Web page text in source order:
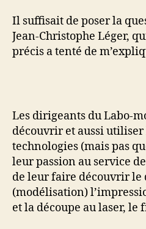
Il suffisait de poser la
Jean-Christophe Léger,
précis a tenté de
Les dirigeants du Labo-
découvrir et aussi
technologies (mais pas
leur passion au service
de leur faire découvrir le
(modélisation)
et la découpe au laser, le